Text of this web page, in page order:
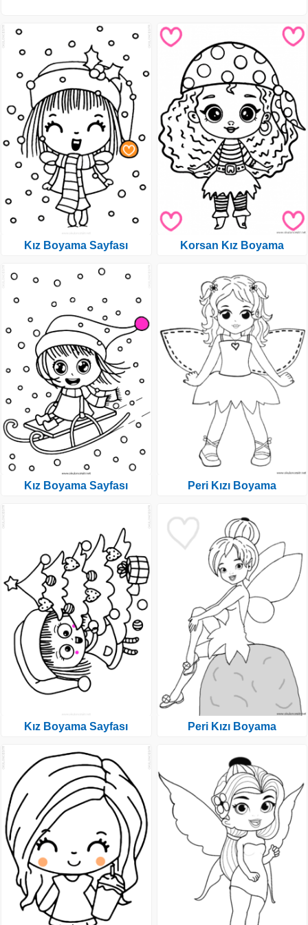
Kız Boyama Sayfası
Kız Boyama Sayfası
Kız Boyama Sayfası
Korsan Kız Boyama
Peri Kızı Boyama
Peri Kızı Boyama